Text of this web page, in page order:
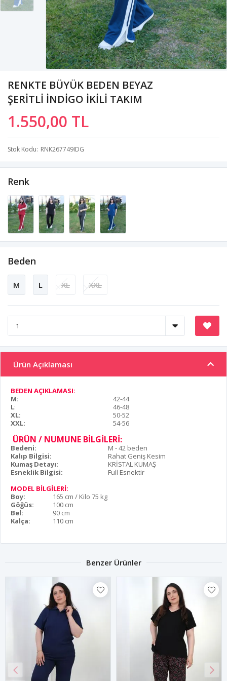
RENKTE BÜYÜK BEDEN BEYAZ
ŞERİTLİ İNDİGO İKİLİ TAKIM
1.550,00 TL
Stok Kodu RNK267749IDG
Renk
Beden
M L XL XXL
Ürün Açıklaması
BEDEN AÇIKLAMASI:
M:
42-44
L:
46-48
XL:
50-52
XXL:
54-56
ÜRÜN / NUMUNE BİLGİLERİ:
Bedeni:
M - 42 beden
Kalıp Bilgisi:
Rahat Geniş Kesim
Kumaş Detayı:
KRİSTAL KUMAŞ
Esneklik Bilgisi:
Full Esnektir
MODEL BİLGİLERİ:
Boy:
165 cm / Kilo 75 kg
Göğüs:
100 cm
Bel:
90 cm
Kalça:
110 cm
Benzer Ürünler